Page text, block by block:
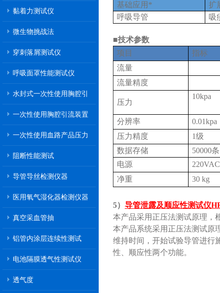
黏着力测试仪
微生物挑战法
穿刺落屑测试仪
呼吸面罩性能测试仪
水封式一次性使用胸腔引
一次性使用胸腔引流装置
一次性使用血路产品压力
阻断性能测试
导管导丝检测仪器
医用氧气湿化器检测仪器
真空采血管抽
铝管内涂层连续性测试
电池隔膜透气性测试仪
透气度
基础应用*
扩
呼吸导管
吸
■技术参数
项目
指标
流量
流量精度
压力
10kpa
分辨率
0.01kpa
压力精度
1级
数据存储
50000条
电源
净重
30 kg
5） 导管泄露及顺应性测试仪
本产品采用正压法测试原理，
本产品系统采用正压法测试原
维持时间，开始试验导管进行
性、顺应性两个功能。